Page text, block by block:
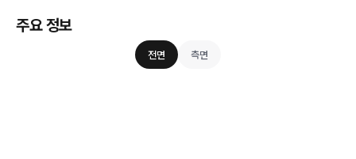
주요 정보
전면 측면